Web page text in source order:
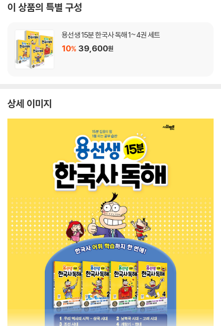
이 상품의 특별 구성
용선생 15분 한국사 독해 1~4권 세트
10% 39,600원
상세 이미지